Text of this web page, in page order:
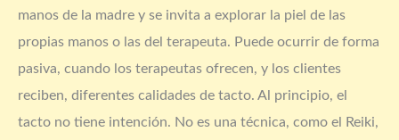
manos de la madre y se invita a explorar la piel de las
propias manos o las del terapeuta. Puede ocurrir de forma
pasiva, cuando los terapeutas ofrecen, y los clientes
reciben, diferentes calidades de tacto. Al principio, el
tacto no tiene intención. No es una técnica, como el Reiki,